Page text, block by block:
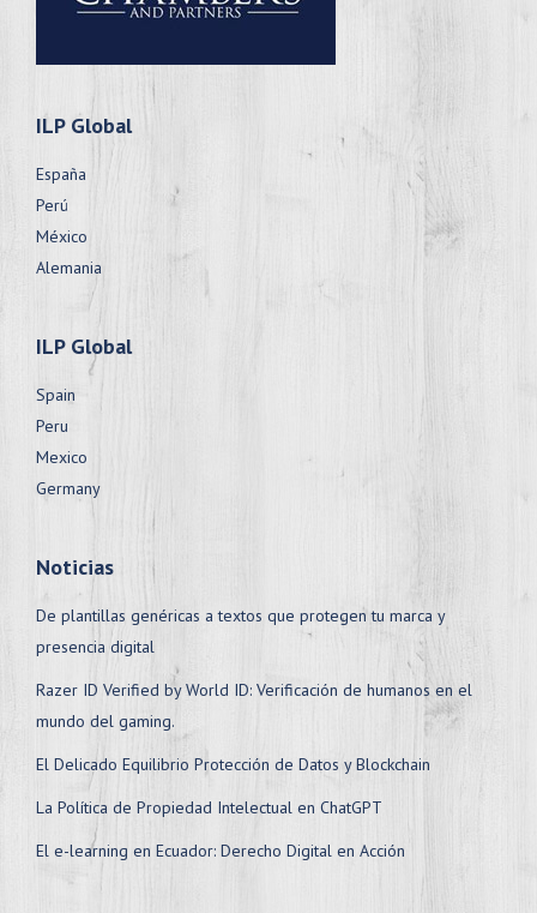
ILP Global
España
Perú
México
Alemania
ILP Global
Spain
Peru
Mexico
Germany
Noticias
De plantillas genéricas a textos que protegen tu marca y
presencia digital
Razer ID Verified by World ID: Verificación de humanos en el
mundo del gaming.
El Delicado Equilibrio Protección de Datos y Blockchain
La Política de Propiedad Intelectual en ChatGPT
El e-learning en Ecuador: Derecho Digital en Acción